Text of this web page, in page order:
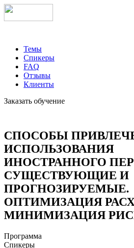
Темы
Спикеры
FAQ
Отзывы
Клиенты
Заказать обучение
СПОСОБЫ
ИСПОЛЬЗОВАНИЯ
ИНОСТРАННОГО
СУЩЕСТВУЮЩИЕ И
ПРОГНОЗИРУЕМЫЕ.
ОПТИМИЗАЦИЯ
МИНИМИЗАЦИЯ
Программа
Спикеры